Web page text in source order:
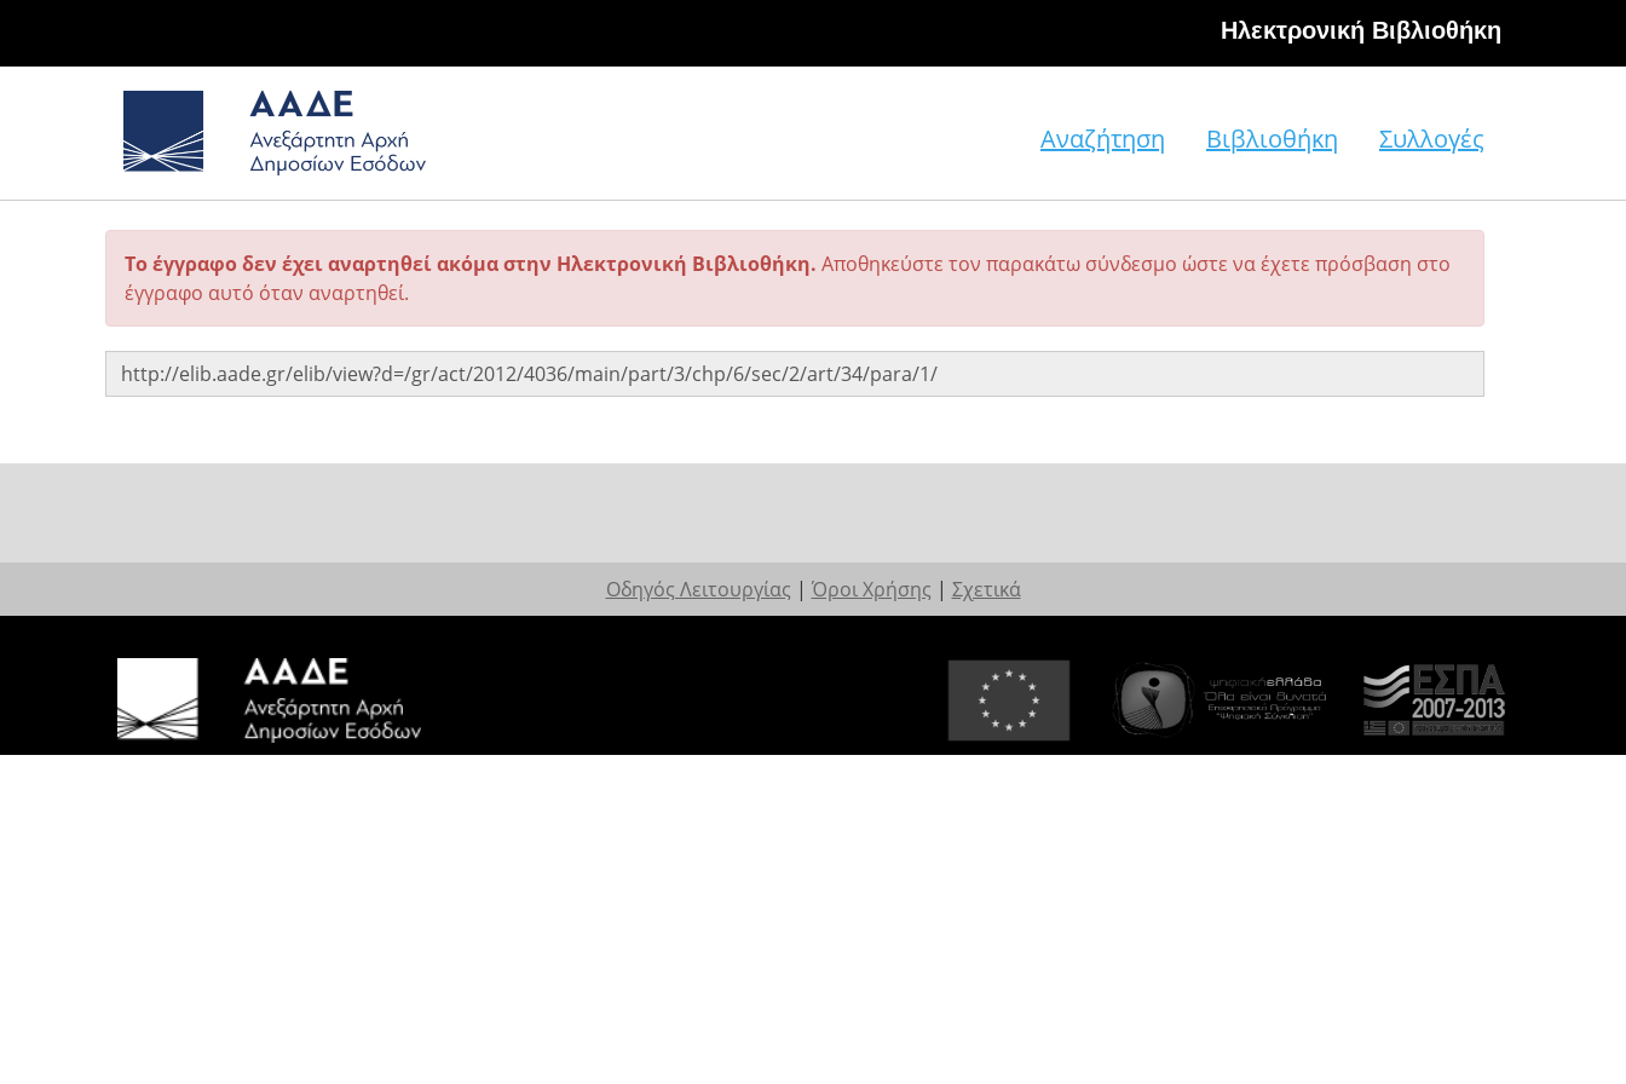
Hλεκτρονική Βιβλιοθήκη
Αναζήτηση Βιβλιοθήκη Συλλογές
Το έγγραφο δεν έχει αναρτηθεί ακόμα στην Ηλεκτρονική Βιβλιοθήκη. Αποθηκεύστε τον παρακάτω σύνδεσμο ώστε να έχετε πρόσβαση στο
έγγραφο αυτό όταν αναρτηθεί.
Οδηγός Λειτουργίας | Όροι Χρήσης | Σχετικά